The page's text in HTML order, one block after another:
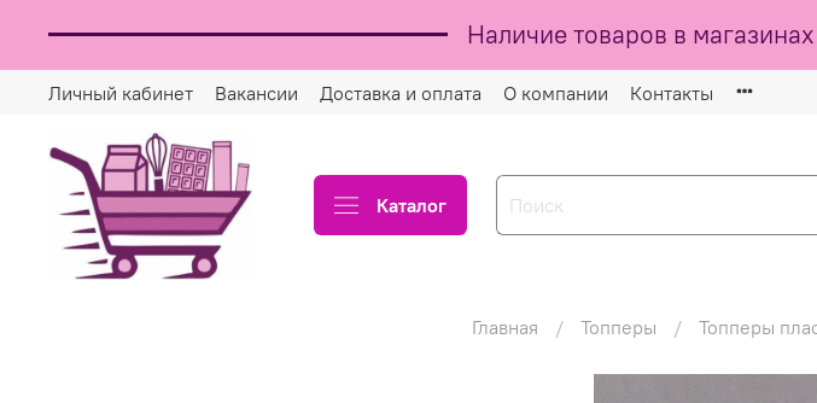
Наличие товаров в
Личный кабинет Вакансии Доставка и оплата О компании Контакты
Каталог
Главная Топперы Топперы